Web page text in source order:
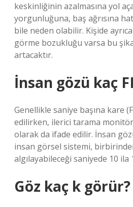
keskinliğinin azalmasına yol
yorgunluğuna, baş ağrısına
bile neden olabilir. Kişide
görme bozukluğu varsa bu
artacaktır.
İnsan gözü kaç
Genellikle saniye başına kare
edilirken, ilerici tarama
olarak da ifade edilir. İnsan
insan görsel sistemi,
algılayabileceği saniyede 10
Göz kaç k görür?